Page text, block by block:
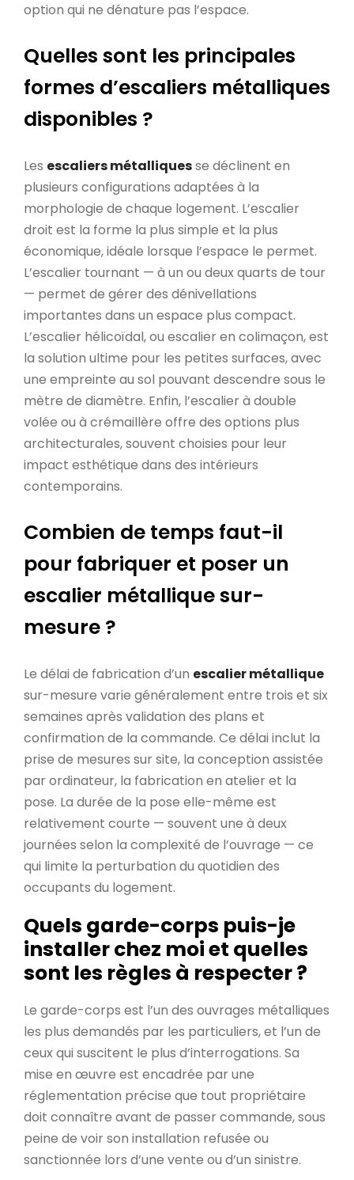
option qui ne dénature pas l’espace.
Quelles sont les principales
formes d’escaliers métalliques
disponibles ?
Les escaliers métalliquesse déclinent en
plusieurs configurations adaptées à la
morphologie de chaque logement. L’escalier
droit est la forme la plus simple et la plus
économique, idéale lorsque l’espace le permet.
L’escalier tournant — à un ou deux quarts de tour
— permet de gérer des dénivellations
importantes dans un espace plus compact.
L’escalier hélicoïdal, ou escalier en colimaçon, est
la solution ultime pour les petites surfaces, avec
une empreinte au sol pouvant descendre sous le
mètre de diamètre. Enfin, l’escalier à double
volée ou à crémaillère offre des options plus
architecturales, souvent choisies pour leur
impact esthétique dans des intérieurs
contemporains.
Combien de temps faut-il
pour fabriquer et poser un
escalier métallique sur-
mesure ?
Le délai de fabrication d’un escalier métallique
sur-mesure varie généralement entre trois et six
semaines après validation des plans et
confirmation de la commande. Ce délai inclut la
prise de mesures sur site, la conception assistée
par ordinateur, la fabrication en atelier et la
pose. La durée de la pose elle-même est
relativement courte — souvent une à deux
journées selon la complexité de l’ouvrage — ce
qui limite la perturbation du quotidien des
occupants du logement.
Quels garde-corps puis-je
installer chez moi et quelles
sont les règles à respecter ?
Le garde-corps est l’un des ouvrages métalliques
les plus demandés par les particuliers, et l’un de
ceux qui suscitent le plus d’interrogations. Sa
mise en œuvre est encadrée par une
réglementation précise que tout propriétaire
doit connaître avant de passer commande, sous
peine de voir son installation refusée ou
sanctionnée lors d’une vente ou d’un sinistre.